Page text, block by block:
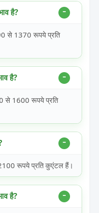
है?
से 1370 रूपये प्रति
है?
से 1600 रूपये प्रति
रूपये प्रति कुएंटल हैं।
है?